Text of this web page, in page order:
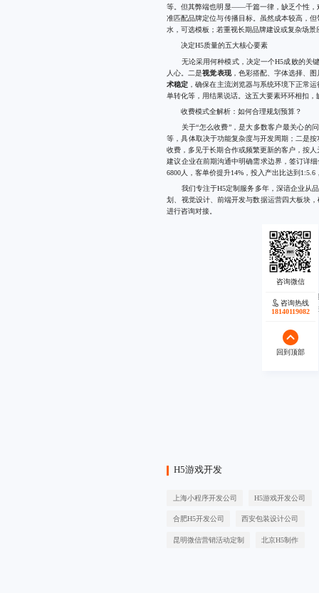
等。但其弊端也明显——千篇一律，缺乏个性，
准匹配品牌定位与传播目标。虽然成本较高，
水，可选模板；若重视长期品牌建设或复杂场
决定H5质量的五大核心要素
无论采用何种模式，决定一个H5成败的关
人心。二是视觉表现，色彩搭配、字体选择、
术稳定 ，确保在主流浏览器与系统环境下正常
单转化等，用结果说话。这五大要素环环相扣，
收费模式全解析：如何合理规划预算？
关于“怎么收费”，是大多数客户最关心的问
等，具体取决于功能复杂度与开发周期；二是
收费，多见于长期合作或频繁更新的客户，按
建议企业在前期沟通中明确需求边界，签订详
6800人，客单价提升14%，投入产出比达到
我们专注于H5定制服务多年，深谙企业从品
划、视觉设计、前端开发与数据运营四大板块
进行咨询对接。
秉承“
H5游戏开发
上海小程序开发公司 H5游戏开发公司
合肥H5开发公司 西安包装设计公司
昆明微信营销活动定制 北京H5制作
咨询热线
18140119082
回到顶部